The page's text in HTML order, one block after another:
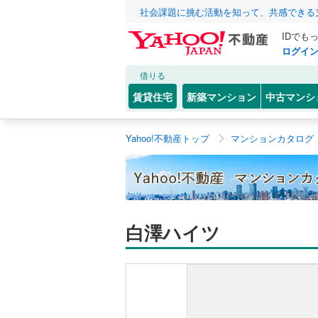
社会課題に挑む活動を知って、共感でき
IDでも
ログイン
借りる
賃貸住宅 新築マンション 中古マンシ
Yahoo!不動産トップ マンションカタログ
白澤ハイツ